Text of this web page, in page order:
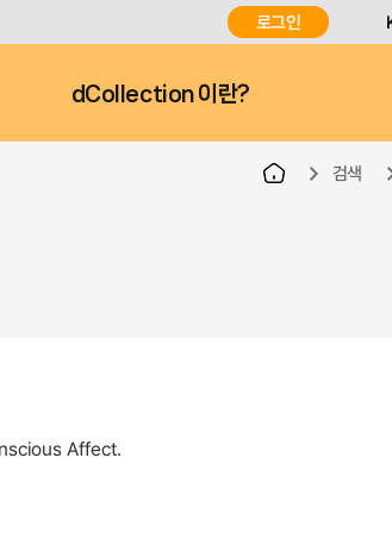
로그인
dCollection 이란?
검색
Affect.